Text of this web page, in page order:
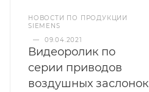
НОВОСТИ ПО ПРОДУКЦИИ
SIEMENS
—
09.04.2021
Видеоролик по
серии приводов
воздушных заслонок